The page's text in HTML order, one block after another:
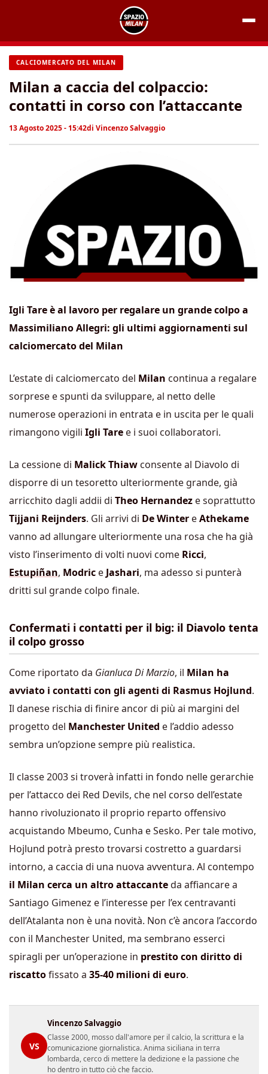
contenuto
CALCIOMERCATO DEL MILAN
Milan a caccia del colpaccio:
contatti in corso con l’attaccante
13 Agosto 2025 - 15:42di Vincenzo Salvaggio
Igli Tare è al lavoro per regalare un grande colpo a
Massimiliano Allegri: gli ultimi aggiornamenti sul
calciomercato del Milan
L’estate di calciomercato del Milan continua a regalare
sorprese e spunti da sviluppare, al netto delle
numerose operazioni in entrata e in uscita per le quali
rimangono vigili Igli Tare e i suoi collaboratori.
La cessione di Malick Thiaw consente al Diavolo di
disporre di un tesoretto ulteriormente grande, già
arricchito dagli addii di Theo Hernandez e soprattutto
Tijjani Reijnders. Gli arrivi di De Winter eAthekame
vanno ad allungare ulteriormente una rosa che ha già
visto l’inserimento di volti nuovi come Ricci,
Estupiñan, Modric e Jashari, ma adesso si punterà
dritti sul grande colpo finale.
Confermati i contatti per il big: il Diavolo tenta
il colpo grosso
Come riportato da Gianluca Di Marzio, il Milan ha
avviato i contatti con gli agenti di Rasmus Hojlund.
Il danese rischia di finire ancor di più ai margini del
progetto del Manchester United e l’addio adesso
sembra un’opzione sempre più realistica.
Il classe 2003 si troverà infatti in fondo nelle gerarchie
per l’attacco dei Red Devils, che nel corso dell’estate
hanno rivoluzionato il proprio reparto offensivo
acquistando Mbeumo, Cunha e Sesko. Per tale motivo,
Hojlund potrà presto trovarsi costretto a guardarsi
intorno, a caccia di una nuova avventura. Al contempo
il Milan cerca un altro attaccanteda affiancare a
Santiago Gimenez e l’interesse per l’ex centravanti
dell’Atalanta non è una novità. Non c’è ancora l’accordo
con il Manchester United, ma sembrano esserci
spiragli per un’operazione in prestito con diritto di
riscattofissato a 35-40 milioni di euro.
VS
Vincenzo Salvaggio
Classe 2000, mosso dall'amore per il calcio, la scrittura e la
comunicazione giornalistica. Anima siciliana in terra
lombarda, cerco di mettere la dedizione e la passione che
ho dentro in tutto ciò che faccio.